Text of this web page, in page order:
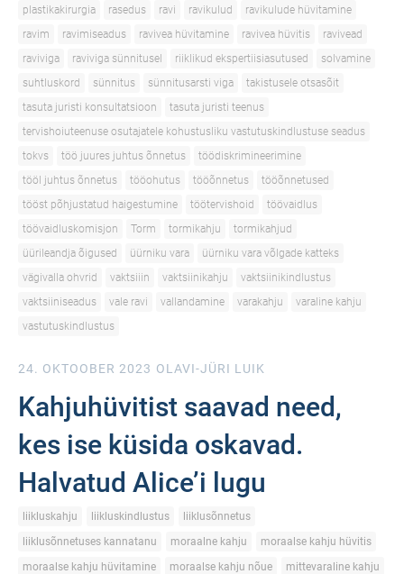
plastikakirurgia
rasedus ravi ravikulud
ravikulude hüvitamine
ravim
ravimiseadus ravivea hüvitamine ravivea hüvitis
ravivead
raviviga
raviviga sünnitusel riiklikud ekspertiisiasutused
solvamine
suhtluskord
sünnitus sünnitusarsti viga
takistusele otsasõit
tasuta juristi konsultatsioon
tasuta juristi teenus
tervishoiuteenuse osutajatele kohustusliku vastutuskindlustuse seadus
tokvs
töö juures juhtus õnnetus
töödiskrimineerimine
tööl juhtus õnnetus
tööohutus tööõnnetus
tööõnnetused
tööst põhjustatud haigestumine
töötervishoid
töövaidlus
töövaidluskomisjon
Torm tormikahju
tormikahjud
üürileandja õigused
üürniku vara
üürniku vara võlgade katteks
vägivalla ohvrid
vaktsiiin vaktsiinikahju
vaktsiinikindlustus
vaktsiiniseadus
vale ravi vallandamine varakahju
varaline kahju
vastutuskindlustus
24. OKTOOBER 2023 OLAVI-JÜRI LUIK
Kahjuhüvitist saavad need,
kes ise küsida oskavad.
Halvatud Alice’i lugu
liikluskahju liikluskindlustus
liiklusõnnetus
liiklusõnnetuses kannatanu
moraalne kahju
moraalse kahju hüvitis
moraalse kahju hüvitamine
moraalse kahju nõue mittevaraline kahju